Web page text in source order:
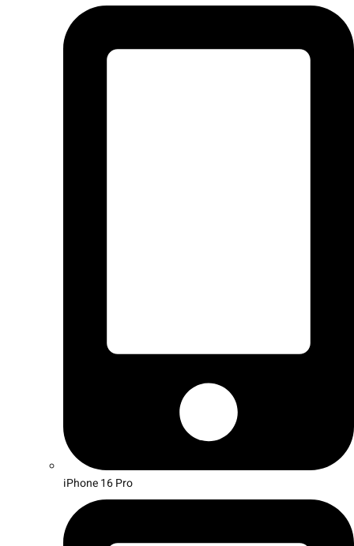
iPhone 16 Pro